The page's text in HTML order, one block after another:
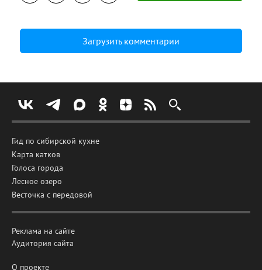
Загрузить комментарии
Гид по сибирской кухне
Карта катков
Голоса города
Лесное озеро
Весточка с передовой
Реклама на сайте
Аудитория сайта
О проекте